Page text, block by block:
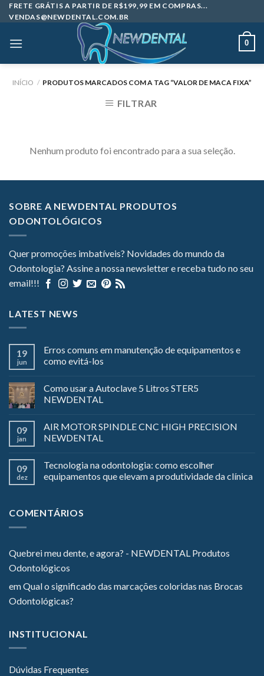
Skip
to
FRETE GRÁTIS A PARTIR DE R$199,99 EM COMPRAS...
VENDAS@NEWDENTAL.COM.BR
0
INÍCIO / PRODUTOS MARCADOS COM A TAG “VALOR DE MACA FIXA”
FILTRAR
Nenhum produto foi encontrado para a sua seleção.
SOBRE A NEWDENTAL PRODUTOS
ODONTOLÓGICOS
Quer promoções imbatíveis? Novidades do mundo da
Odontologia? Assine a nossa newsletter e receba tudo no seu
email!!!
LATEST NEWS
19
jun
Erros comuns em manutenção de equipamentos e
como evitá-los
Como usar a Autoclave 5 Litros STER5
NEWDENTAL
09
jan
AIR MOTOR SPINDLE CNC HIGH PRECISION
NEWDENTAL
09
dez
Tecnologia na odontologia: como escolher
equipamentos que elevam a produtividade da clínica
COMENTÁRIOS
Quebrei meu dente, e agora? - NEWDENTAL Produtos
Odontológicos
emQual o significado das marcações coloridas nas Brocas
Odontológicas?
INSTITUCIONAL
Dúvidas Frequentes